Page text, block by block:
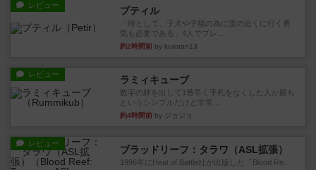
レビュー プティル
「時として、子犬や子猫の為に雷の近くに行く勇
気も必要である」4人でプレ...
約2時間前 by kurotan13
レビュー ラミィキューブ
数字の牌を出して1番早く手札をなくした人が勝ち
というシンプルだけど非常...
約4時間前 by ジョジョ
レビュー
ブラッドリーフ：タラワ（ASL拡張）
1996年にHeat of Battle社が出版した『Blood Re...